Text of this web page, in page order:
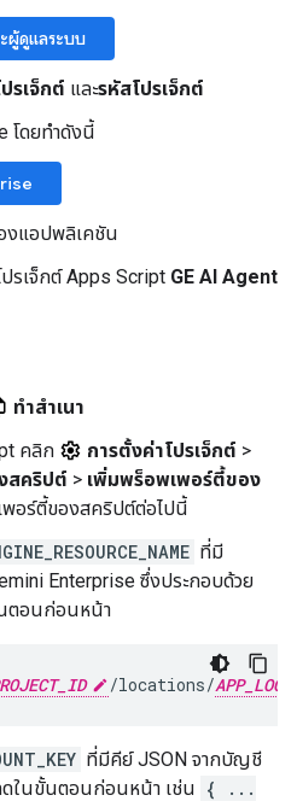
ผู้ดูแลระบบ
รเจ็กต์ และรหัสโปรเจ็กต์
โดยทำดังนี้
งแอปพลิเคชัน
รเจ็กต์ Apps Script GE AI Agent
ทำสำเนา
คลิก
การตั้งค่าโปรเจ็กต์ >
สคริปต์ > เพิ่มพร็อพเพอร์ตี้ของ
อร์ตี้ของสคริปต์ต่อไปนี้
ที่มี
Enterprise ซึ่งประกอบด้วย
ตอนก่อนหน้า
/locations/
ที่มีคีย์ JSON จากบัญชี
ดในขั้นตอนก่อนหน้า เช่น { ...